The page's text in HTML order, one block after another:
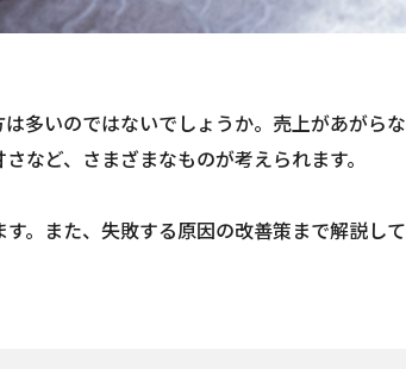
多いのではないでしょうか。売上があがらな
など、さまざまなものが考えられます。
。また、失敗する原因の改善策まで解説して